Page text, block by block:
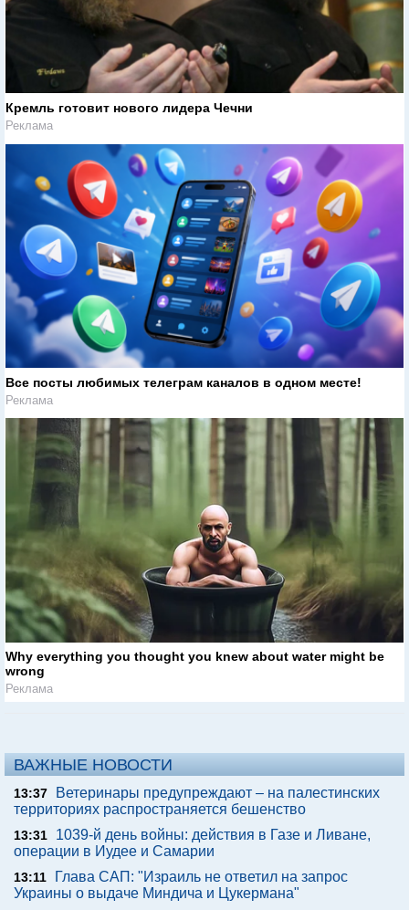
Кремль готовит нового лидера Чечни
Реклама
Все посты любимых телеграм каналов в одном месте!
Реклама
Why everything you thought you knew about water might be
wrong
Реклама
ВАЖНЫЕ НОВОСТИ
13:37
Ветеринары предупреждают – на палестинских
территориях распространяется бешенство
13:31
1039-й день войны: действия в Газе и Ливане,
операции в Иудее и Самарии
13:11
Глава САП: "Израиль не ответил на запрос
Украины о выдаче Миндича и Цукермана"